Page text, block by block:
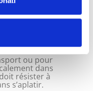
aux
à
ou pour
dans
résister à
s’aplatir.